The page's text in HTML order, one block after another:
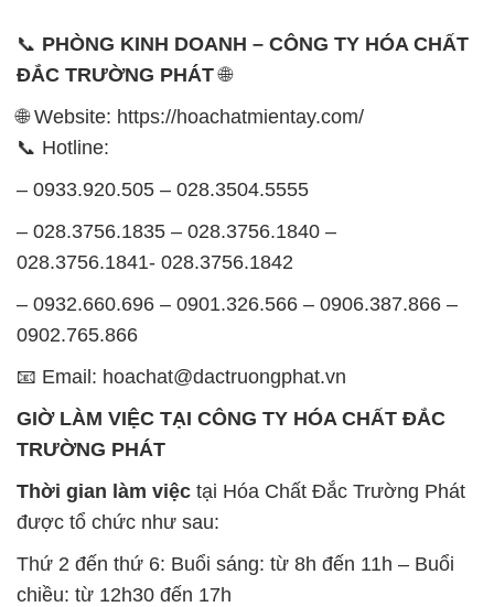
📞 PHÒNG KINH DOANH – CÔNG TY HÓA CHẤT
ĐẮC TRƯỜNG PHÁT🌐
🌐 Website: https://hoachatmientay.com/
📞 Hotline:
– 0933.920.505 – 028.3504.5555
– 028.3756.1835 – 028.3756.1840 –
028.3756.1841- 028.3756.1842
– 0932.660.696 – 0901.326.566 – 0906.387.866 –
0902.765.866
📧 Email: hoachat@dactruongphat.vn
GIỜ LÀM VIỆC TẠI CÔNG TY HÓA CHẤT ĐẮC
TRƯỜNG PHÁT
Thời gian làm việc tại Hóa Chất Đắc Trường Phát
được tổ chức như sau:
Thứ 2 đến thứ 6: Buổi sáng: từ 8h đến 11h – Buổi
chiều: từ 12h30 đến 17h